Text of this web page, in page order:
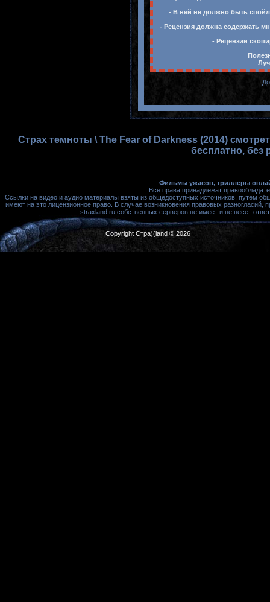
- В ней не должно быть
- Рецензия должна содержать
- Рецензии
Страх темноты \ The Fear of Darkness (2014)
бесплатно, без
Фильмы ужасов, триллеры
Все права принадлежат
Ссылки на видео и аудио материалы взяты из общедоступных источников, путем
имеют на это лицензионное право. В случае возникновения правовых
straxland.ru собственных серверов не имеет и не несет
Copyright Стра)(land © 2026